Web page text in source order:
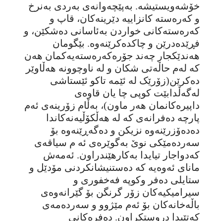
خۆشەویستیشە. بەپێچەوانەی بەردی بەنرخ
و کەرەستە کانزاییە دێرینەکان، قاپ و
کەرەستەکانی خواردن بەئاسانی دەشکێن، و
فڕێدەدرێن و چاکدەکرێنەوە. بێگومان
هەندێکجار چەند جۆرەکەرەستەیەکمان هەن
کە لەم حاڵەتی شکان و لە ناوچوونە هەڵاوێر
دەکرێن(زۆرێک لە ئێمە تاکو ئێستاشی
لەگەڵدابێت کوپی چا یان قاوەی
داپیرەکانمان هەر ماون)، بەڵام زۆرینەی ئەم
پارچە دەفرانەی کە لە هەڵکۆڵیەنەکاندا
دەدەۆزرێنەوە نزیکن و دەگەڕێنەوە بۆ
سەردەمێکی نوێ بەگوێرەی ئە م سیاقەی
کەدواجار تیایدا بەکارهێندراون. ئەمەش
مانای ئەوەیە کە دەستنیشانکردنی مۆدێل و
ستایلی دەفر وکوپە فەخفوری و
سیرامیکیەکان زۆر گرنگن بۆ گێرانەوەی
باڵەخانەکان بۆ ئەم مێژوو و سەردەمەی
کەتێیدا دروستکراون. دەفرەکانی